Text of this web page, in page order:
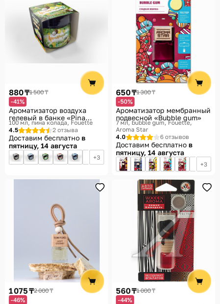
880 ₸1 500 ₸
-41%
Ароматизатор воздуха
гелевый в банке «Pina
Colada»
100 мл, пина колада Fouette
4.5
2 отзыва
Доставим бесплатно в
пятницу, 14 августа
3
650 ₸1 300 ₸
-50%
Ароматизатор мембранный
подвесной «Bubble gum»
7 мл, bubble gum Fouette,
Aroma Star
4.0
6 отзывов
Доставим бесплатно в
пятницу, 14 августа
3
1 075 ₸2 000 ₸
-46%
560 ₸1 000 ₸
-44%